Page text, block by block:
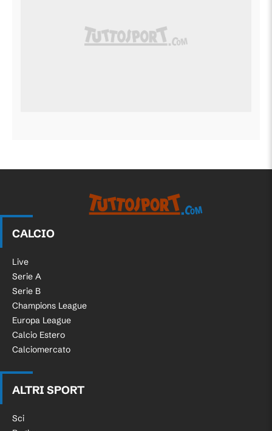
CALCIO
Live
Serie A
Serie B
Champions League
Europa League
Calcio Estero
Calciomercato
ALTRI SPORT
Sci